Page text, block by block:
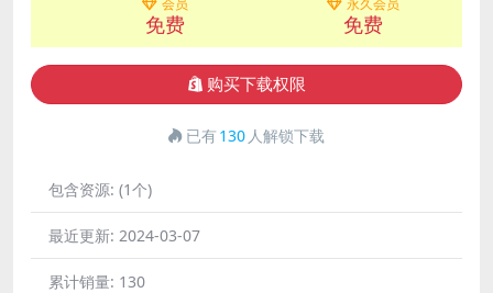
免费 免费
购买下载权限
已有130 人解锁下载
包含资源: (1个)
最近更新: 2024-03-07
累计销量: 130